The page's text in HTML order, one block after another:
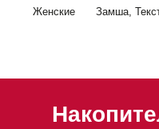
Женские Замша,